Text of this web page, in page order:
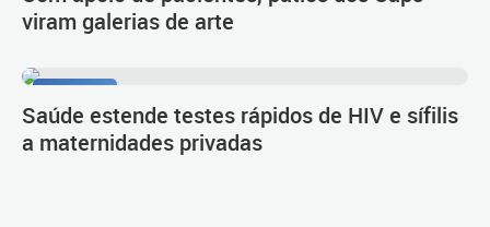
viram galerias de arte
Saúde estende testes rápidos de HIV e sífilis
a maternidades privadas